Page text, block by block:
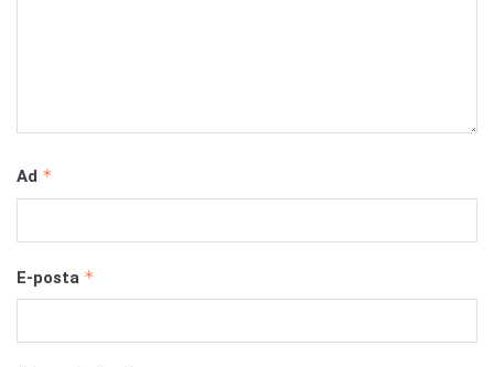
Ad *
E-posta *